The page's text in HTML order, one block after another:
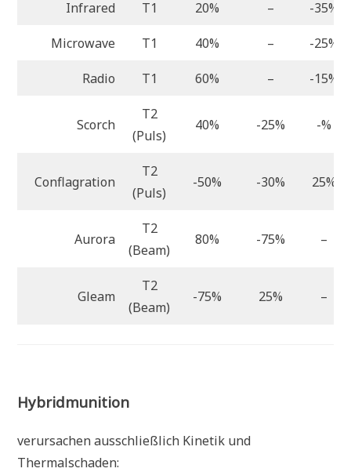
Infrared T1 20% – -35%
Microwave T1 40% – -25%
Radio T1 60% – -15%
Scorch
T2
(Puls)
40% -25% -%
Conflagration
T2
(Puls)
-50% -30% 25%
Aurora
T2
(Beam)
80% -75% –
Gleam
T2
(Beam)
-75% 25% –
Hybridmunition
verursachen ausschließlich Kinetik und
Thermalschaden: